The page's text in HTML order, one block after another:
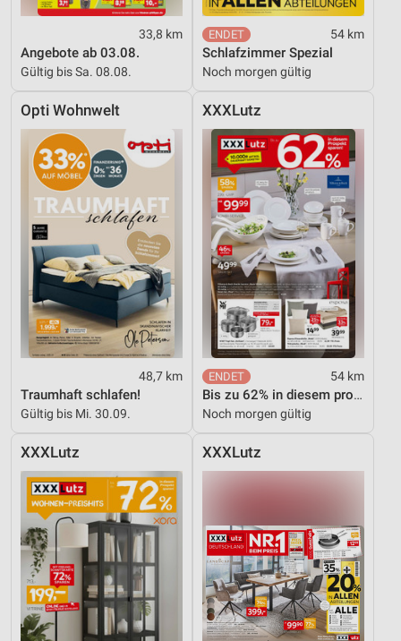
33,8 km
Angebote ab 03.08.
Gültig bis Sa. 08.08.
54 km
Schlafzimmer Spezial
Noch morgen gültig
Opti Wohnwelt
48,7 km
Traumhaft schlafen!
Gültig bis Mi. 30.09.
XXXLutz
54 km
Bis zu 62% in diesem prospekt
Noch morgen gültig
XXXLutz XXXLutz